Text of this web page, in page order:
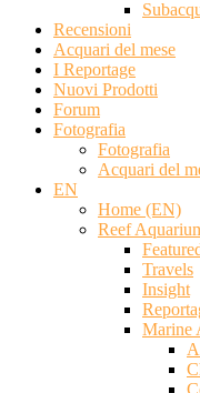
Recensioni
Acquari del mese
I Reportage
Nuovi Prodotti
Forum
Fotografia
Fotografia
Acquari del
EN
Home (EN)
Reef
Travels
Insight
Marine